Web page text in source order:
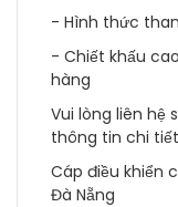
- Hình thức
- Chiết khấu
hàng
Vui lòng liên hệ
thông tin chi tiết
Cáp điều khiển
Đà Nẵng